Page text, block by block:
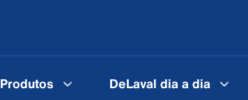
Produtos DeLaval dia a dia